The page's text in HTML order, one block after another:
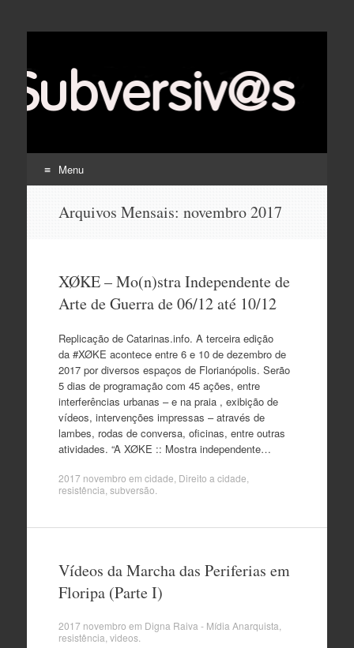
Menu
Arquivos Mensais: novembro 2017
XØKE – Mo(n)stra Independente de
Arte de Guerra de 06/12 até 10/12
Replicação de Catarinas.info. A terceira edição
da #XØKE acontece entre 6 e 10 de dezembro de
2017 por diversos espaços de Florianópolis. Serão
5 dias de programação com 45 ações, entre
interferências urbanas – e na praia , exibição de
vídeos, intervenções impressas – através de
lambes, rodas de conversa, oficinas, entre outras
atividades. “A XØKE :: Mostra independente…
2017 novembro em cidade Direito a cidade
resistência subversão
Vídeos da Marcha das Periferias em
Floripa (Parte I)
2017 novembro em Digna Raiva - Mídia Anarquista
resistência videos.